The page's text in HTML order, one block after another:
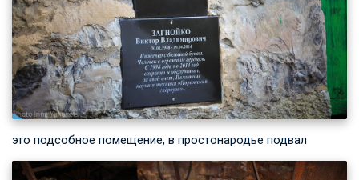
это подсобное помещение, в простонародье подвал